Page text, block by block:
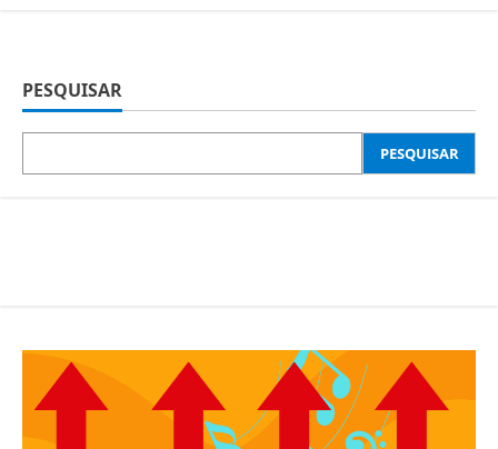
PESQUISAR
PESQUISAR